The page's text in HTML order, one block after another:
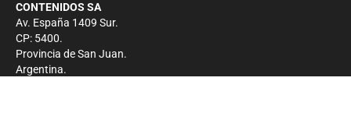
CONTENIDOS SA
Av. España 1409 Sur.
CP: 5400.
Provincia de San Juan.
Argentina.